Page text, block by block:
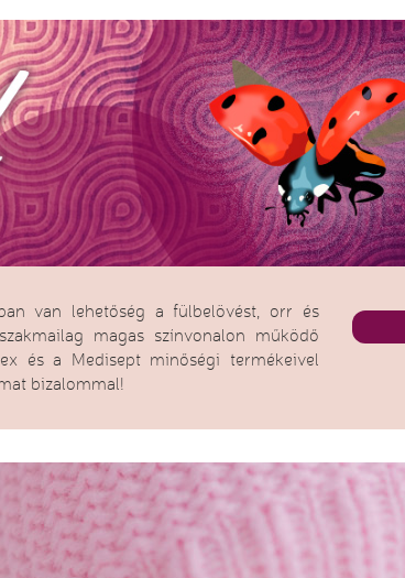
van lehetőség a fülbelövést, orr és
magas színvonalon működő
és a Medisept minőségi termékeivel
bizalommal!